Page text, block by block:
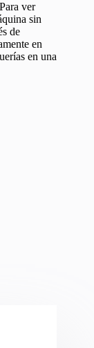
ver
sin
de
en
en una